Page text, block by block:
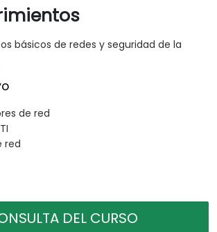
básicos de redes y seguridad de la
de red
red
DEL CURSO